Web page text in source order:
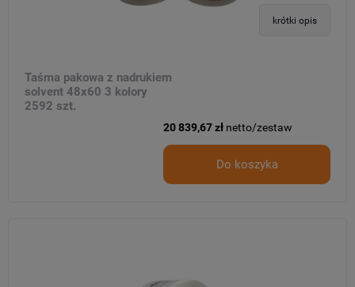
krótki opis
Taśma pakowa z nadrukiem
solvent 48x60 3 kolory
2592 szt.
20 839,67 zł netto/zestaw
Do koszyka